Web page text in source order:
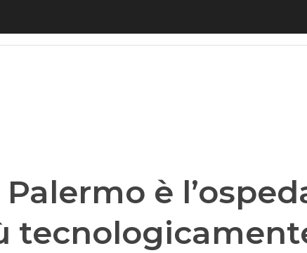
di Palermo è l’ospedale italiano più
è